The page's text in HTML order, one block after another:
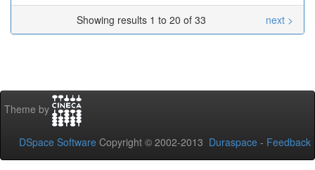
Showing results 1 to 20 of 33
next >
Theme by
DSpace Software Copyright © 2002-2013 Duraspace - Feedback